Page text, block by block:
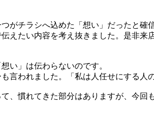
がチラシへ込めた「想い」だったと確
えたい内容を考え抜きました。是非来
い」は伝わらないのです。
言われました。「私は人任せにする人
、慣れてきた部分はありますが、今回